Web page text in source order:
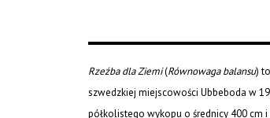
Rzeźba dla Ziemi(Równowaga balansu)
szwedzkiej miejscowości Ubbeboda w
półkolistego wykopu o średnicy 400 cm